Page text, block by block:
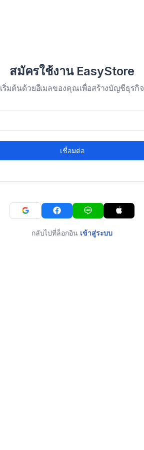
สมัครใช้งาน EasyStore
เริ่มต้นด้วยอีเมลของคุณเพื่อสร้างบัญชีธุรกิจ
เชื่อมต่อ
กลับไปที่ล็อกอิน เข้าสู่ระบบ